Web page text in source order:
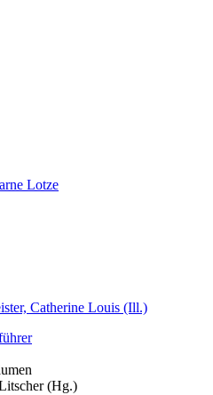
Lotze
Catherine Louis (Ill.)
(Hg.)